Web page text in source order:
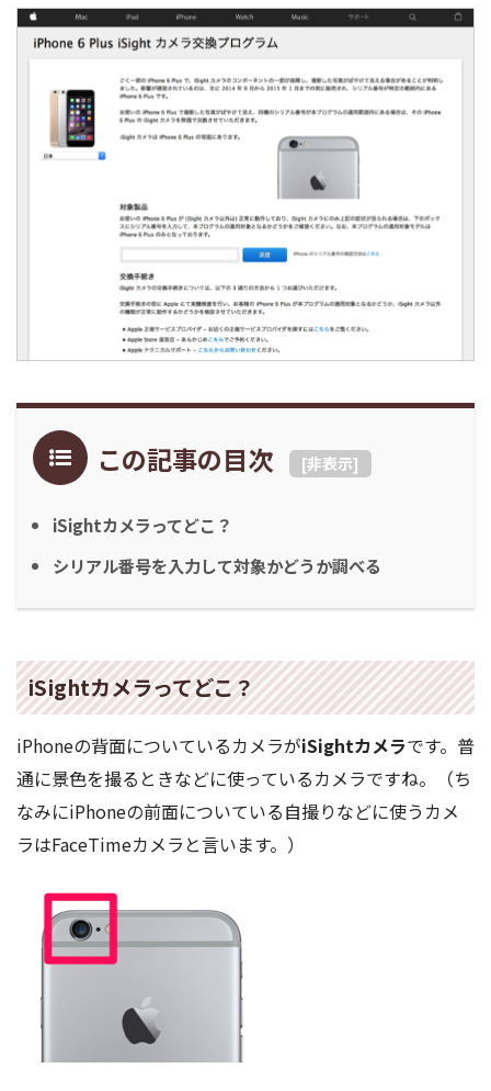
この記事の目次 [非表示]
iSightカメラってどこ？
シリアル番号を入力して対象かどうか調べる
iSightカメラってどこ？
iPhoneの背面についているカメラがiSightカメラです。普
通に景色を撮るときなどに使っているカメラですね。（ち
なみにiPhoneの前面についている自撮りなどに使うカメ
ラはFaceTimeカメラと言います。）